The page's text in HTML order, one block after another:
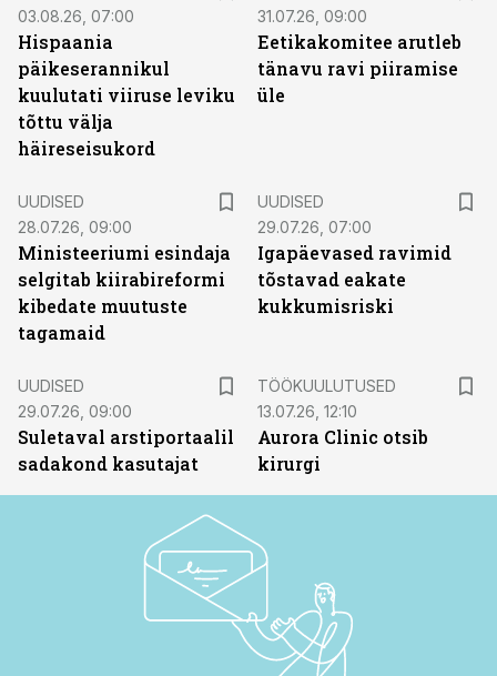
03.08.26, 07:00
Hispaania
päikeserannikul
kuulutati viiruse leviku
tõttu välja
häireseisukord
31.07.26, 09:00
Eetikakomitee arutleb
tänavu ravi piiramise
üle
UUDISED
28.07.26, 09:00
Ministeeriumi esindaja
selgitab kiirabireformi
kibedate muutuste
tagamaid
UUDISED
29.07.26, 07:00
Igapäevased ravimid
tõstavad eakate
kukkumisriski
UUDISED
29.07.26, 09:00
Suletaval arstiportaalil
sadakond kasutajat
TÖÖKUULUTUSED
13.07.26, 12:10
Aurora Clinic otsib
kirurgi